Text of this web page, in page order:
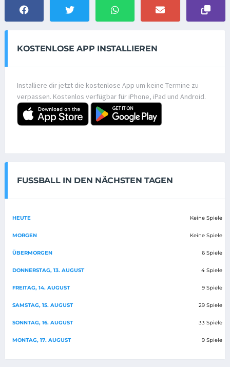
KOSTENLOSE APP INSTALLIEREN
Installiere dir jetzt die kostenlose App um keine Termine zu
verpassen. Kostenlos verfügbar für iPhone, iPad und Android.
FUSSBALL IN DEN NÄCHSTEN TAGEN
HEUTE Keine Spiele
MORGEN Keine Spiele
ÜBERMORGEN 6 Spiele
DONNERSTAG, 13. AUGUST 4 Spiele
FREITAG, 14. AUGUST 9 Spiele
SAMSTAG, 15. AUGUST 29 Spiele
SONNTAG, 16. AUGUST 33 Spiele
MONTAG, 17. AUGUST 9 Spiele